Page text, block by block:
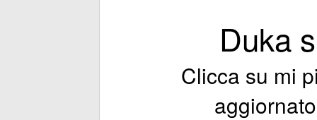
Duka
Clicca su mi